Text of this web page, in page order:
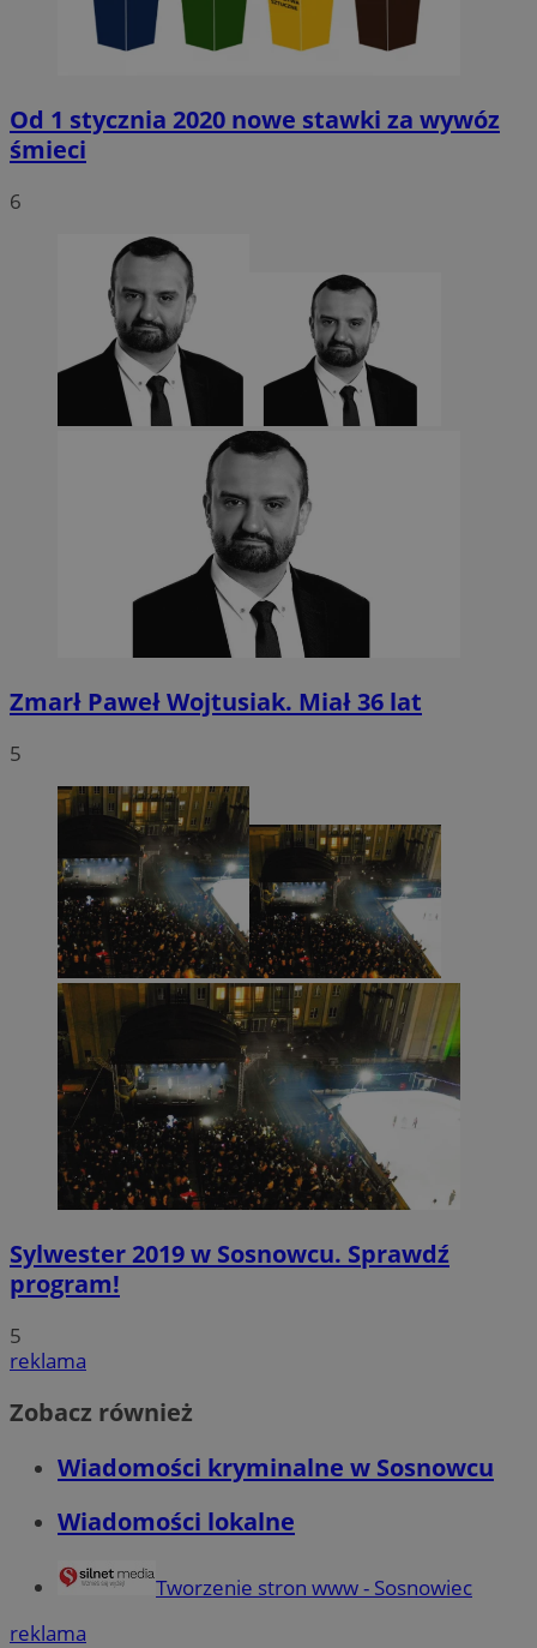
Od 1 stycznia 2020 nowe stawki za wywóz
śmieci
6
Zmarł Paweł Wojtusiak. Miał 36 lat
5
Sylwester 2019 w Sosnowcu. Sprawdź
program!
5
reklama
Zobacz również
Wiadomości kryminalne w Sosnowcu
Wiadomości lokalne
Tworzenie stron www - Sosnowiec
reklama